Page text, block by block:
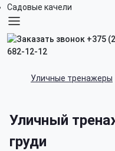
Садовые качели
+375
682-12-12
Уличные тренажеры
Уличный
груди